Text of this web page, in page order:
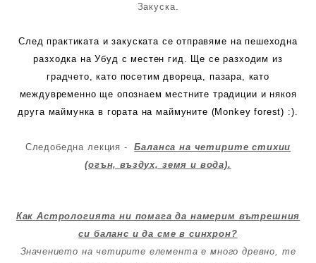
Закуска.
След практиката и закуската се отправяме на пешеходна
разходка на Убуд с местен гид. Ще се разходим из
градчето, като посетим двореца, пазара, като
междувременно ще опознаем местните традиции и някоя
друга маймунка в гората на маймуните (Monkey forest) :).
Следобедна лекция -
Баланса на четирите стихии
(огън, въздух, земя и вода).
Как Астрологията ни помага да намерим вътрешния
си баланс и да сме в синхрон?
Значението на четирите елемента е много древно, те